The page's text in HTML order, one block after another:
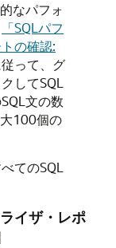
なパフォ
「SQLパフ
の確認:
って、グ
してSQL
文の数
100個の
てのSQL
イザ・レポ